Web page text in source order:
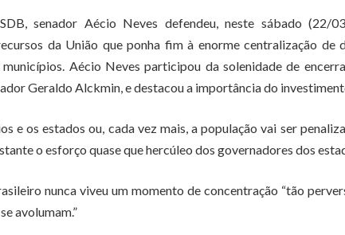
senador Aécio Neves defendeu, neste sábado (22/
da União que ponha fim à enorme centralização de
Aécio Neves participou da solenidade de
Geraldo Alckmin, e destacou a importância do
e os estados ou, cada vez mais, a população vai ser
o esforço quase que hercúleo dos governadores dos
nunca viveu um momento de concentração “tão
avolumam.”